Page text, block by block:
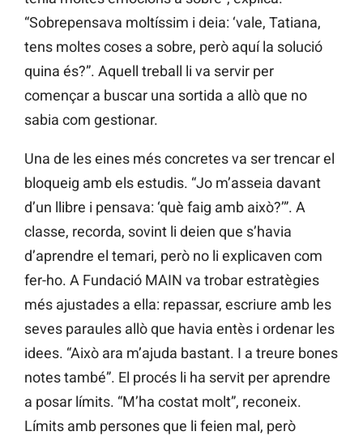
“Sobrepensava moltíssim i deia: ‘vale, Tatiana,
tens moltes coses a sobre, però aquí la solució
quina és?”. Aquell treball li va servir per
començar a buscar una sortida a allò que no
sabia com gestionar.
Una de les eines més concretes va ser trencar el
bloqueig amb els estudis. “Jo m’asseia davant
d’un llibre i pensava: ‘què faig amb això?’”. A
classe, recorda, sovint li deien que s’havia
d’aprendre el temari, però no li explicaven com
fer-ho. A Fundació MAIN va trobar estratègies
més ajustades a ella: repassar, escriure amb les
seves paraules allò que havia entès i ordenar les
idees. “Això ara m’ajuda bastant. I a treure bones
notes també”. El procés li ha servit per aprendre
a posar límits. “M’ha costat molt”, reconeix.
Límits amb persones que li feien mal, però